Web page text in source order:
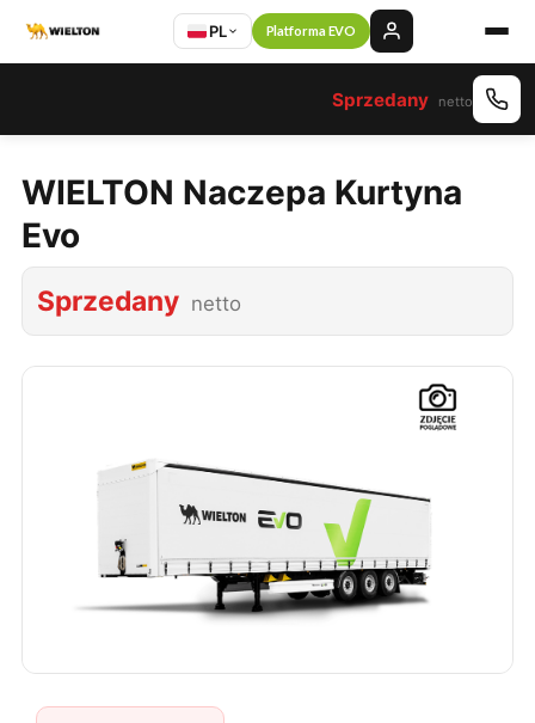
PL Platforma EVO
Sprzedany netto
WIELTON Naczepa Kurtyna
Evo
Sprzedany netto